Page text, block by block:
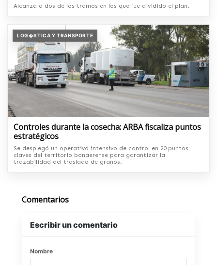
Alcanza a dos de los tramos en los que fue dividido el plan.
LOG�STICA Y TRANSPORTE
Controles durante la cosecha: ARBA fiscaliza puntos
estratégicos
Se desplegó un operativo intensivo de control en 20 puntos
claves del territorio bonaerense para garantizar la
trazabilidad del traslado de granos.
Comentarios
Escribir un comentario
Nombre